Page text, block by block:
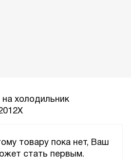
холодильник
товару пока нет, Ваш
стать первым.